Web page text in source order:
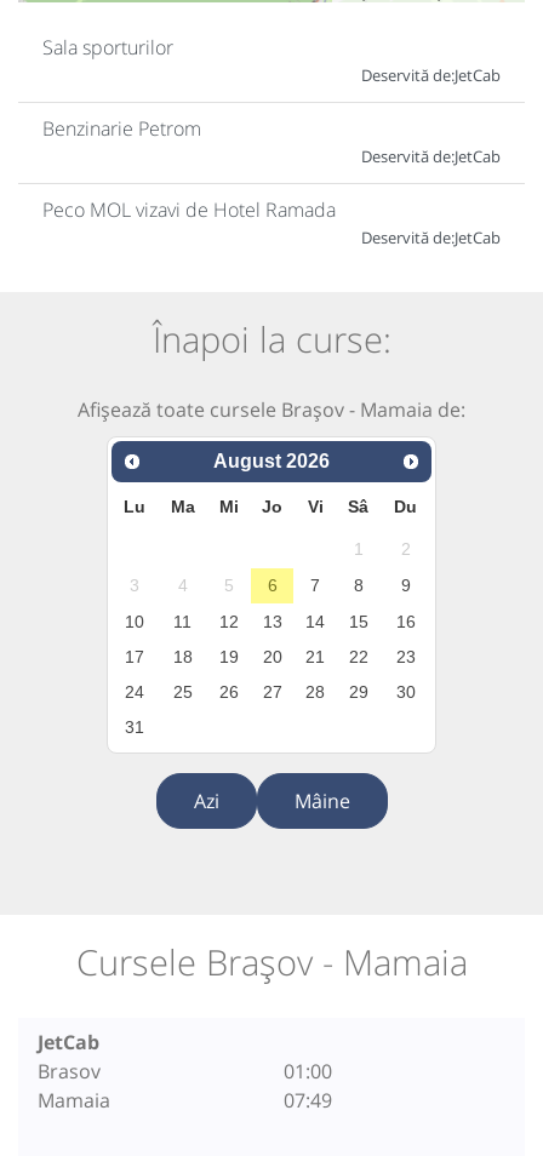
Sala sporturilor
Deservită de:JetCab
Benzinarie Petrom
Deservită de:JetCab
Peco MOL vizavi de Hotel Ramada
Deservită de:JetCab
Înapoi la curse:
Afișează toate cursele Brașov - Mamaia de:
August 2026
Lu Ma Mi Jo Vi Sâ Du
1
2
3
4 5 6 7 8
9
10
11 12 13 14 15
16
17
18 19 20 21 22
23
24
25 26 27 28 29
30
31
Azi Mâine
Cursele Brașov - Mamaia
JetCab
Brasov
Mamaia
01:00
07:49